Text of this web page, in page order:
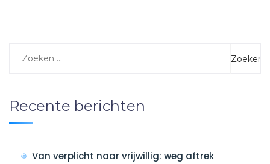
Recente berichten
Van verplicht naar vrijwillig: weg aftrek